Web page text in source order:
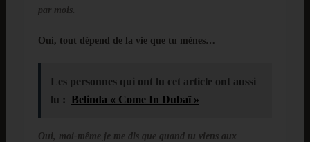
par mois.
Oui, tout dépend de la vie que tu mènes…
Les personnes qui ont lu cet article ont aussi
lu : Belinda « Come In Dubaï »
Oui, moi-même je me dis que quand tu viens aux